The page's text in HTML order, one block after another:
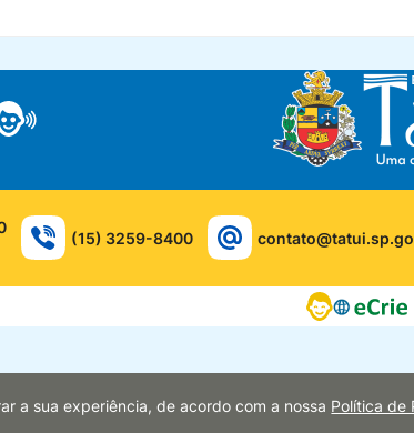
(15) 3259-8400
a sua experiência, de acordo com a nossa Política de